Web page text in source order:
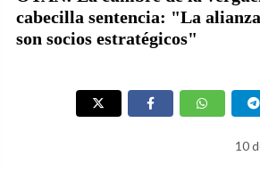
cabecilla sentencia: "La
son socios estratégicos"
10